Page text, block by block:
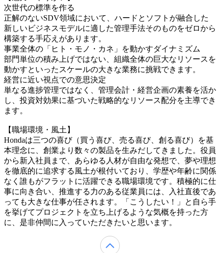
次世代の標準を作る
正解のないSDV領域において、ハードとソフトが融合した
新しいビジネスモデルに適した管理手法そのものをゼロから
構築する手応えがあります。
事業全体の「ヒト・モノ・カネ」を動かすダイナミズム
部門単位の積み上げではない、組織全体の巨大なリソースを
動かすといったスケールの大きな業務に挑戦できます。
経営に近い視点での意思決定
単なる進捗管理ではなく、管理会計・経営企画の素養を活か
し、投資対効果に基づいた戦略的なリソース配分を主導でき
ます。
【職場環境・風土】
Hondaは三つの喜び（買う喜び、売る喜び、創る喜び）を基
本理念に、創業より数々の製品を生みだしてきました。役員
から新入社員まで、あらゆる人材が自由な発想で、夢や理想
を徹底的に追求する風土が根付いており、学歴や年齢に関係
なく誰もがフラットに活躍できる職場環境です。積極的に仕
事に向き合い、推進する力のある従業員には、入社直後であ
っても大きな仕事が任されます。「こうしたい！」と自ら手
を挙げてプロジェクトを立ち上げるような気概を持った方
に、是非仲間に入っていただきたいと思います。